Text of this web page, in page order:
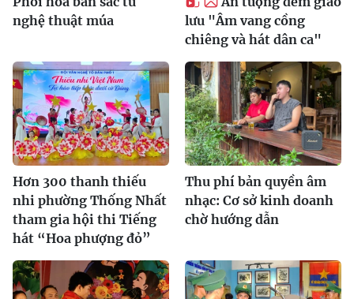
nghệ thuật múa
lưu "Âm vang cồng
chiêng và hát dân ca"
Hơn 300 thanh thiếu
nhi phường Thống Nhất
tham gia hội thi Tiếng
hát “Hoa phượng đỏ”
Thu phí bản quyền âm
nhạc: Cơ sở kinh doanh
chờ hướng dẫn